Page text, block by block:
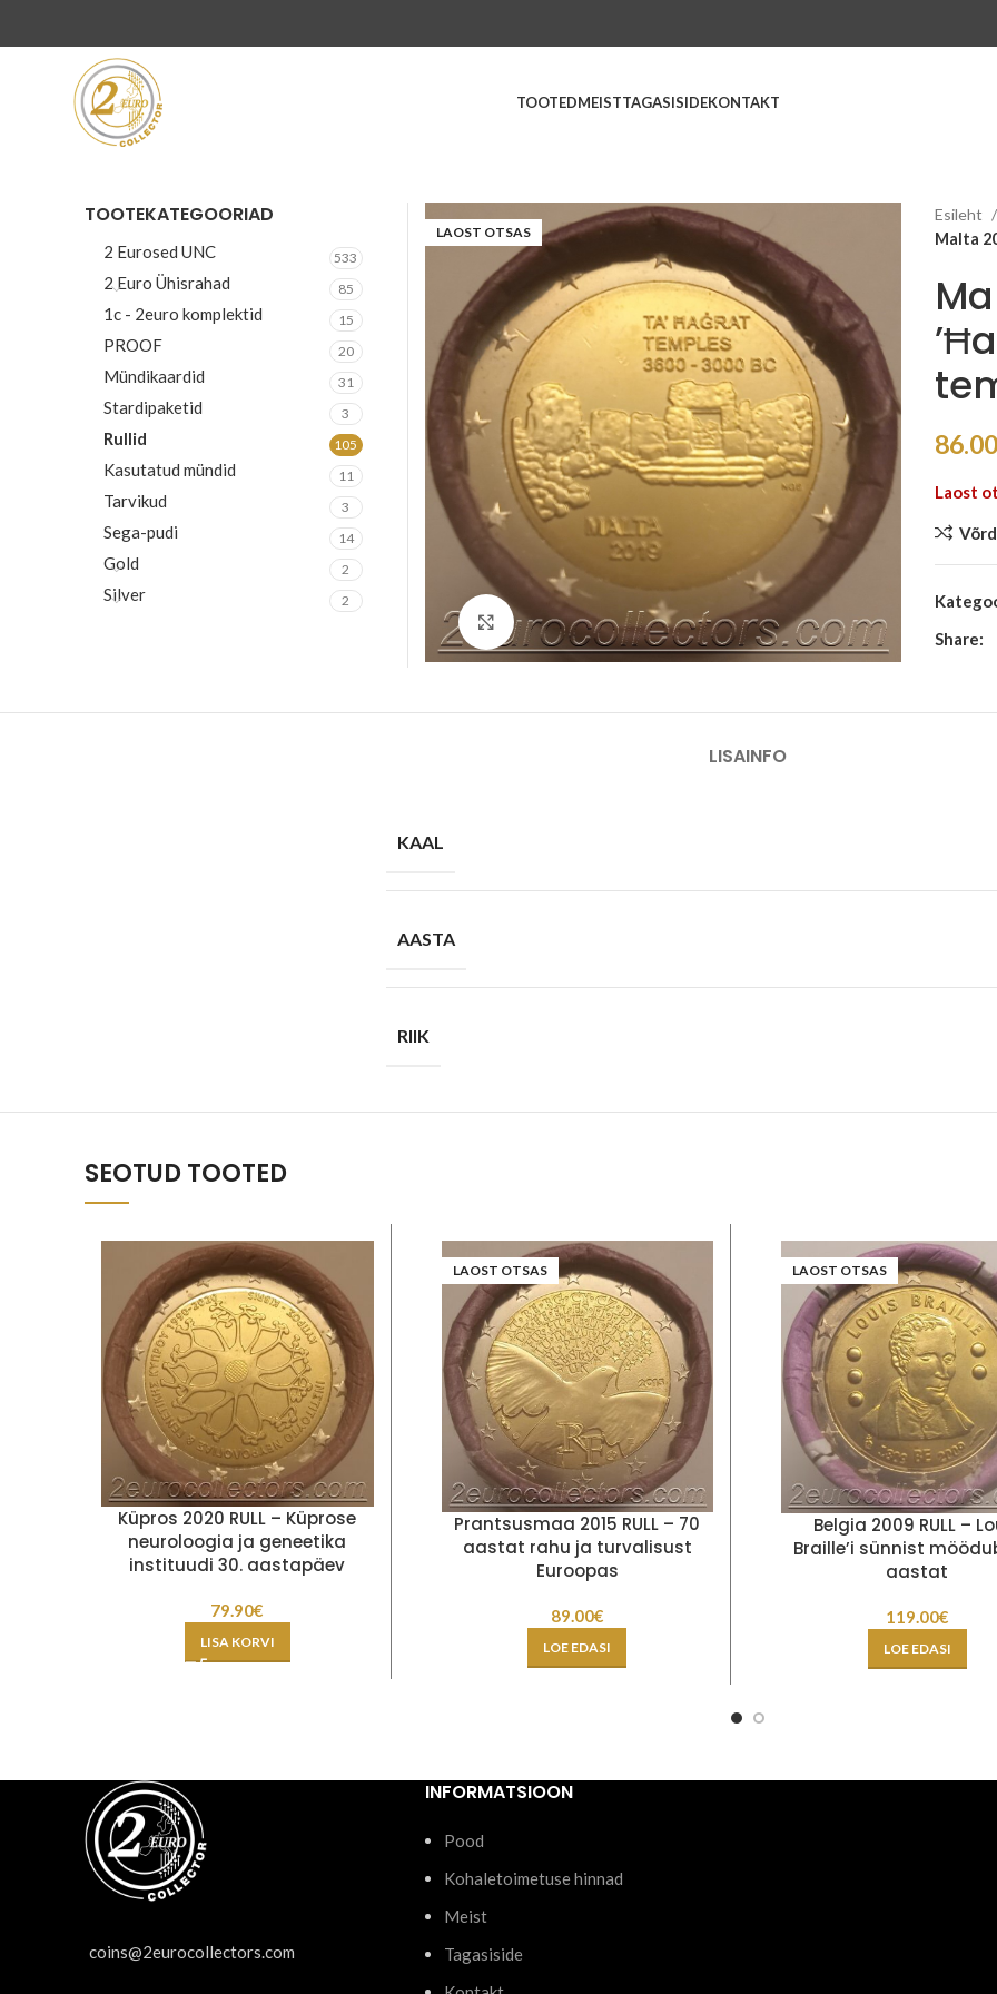
TOOTEDMEISTTAGASISIDEKONTAKT
LAOST OTSAS
Suurenda
Esileht
Malta
86.00
Laost
Share:
TOOTEKATEGOORIAD
2 Eurosed UNC 533
2 Euro Ühisrahad 85
1c - 2euro komplektid 15
PROOF 20
Mündikaardid 31
Stardipaketid 3
Rullid 105
Kasutatud mündid 11
Tarvikud 3
Sega-pudi 14
Gold 2
Silver 2
LISAINFO
KAAL
AASTA
RIIK
SEOTUD TOOTED
Küpros 2020 RULL – Küprose
neuroloogia ja geneetika
instituudi 30. aastapäev
79.90€
LISA KORVI
LAOST OTSAS
Prantsusmaa 2015 RULL – 70
aastat rahu ja turvalisust
Euroopas
89.00€
LOE EDASI
LAOST OTSAS
Belgia 2009 RULL –
Braille’i sünnist
aastat
119.00€
LOE EDASI
coins@2eurocollectors.com
INFORMATSIOON
Pood
Kohaletoimetuse hinnad
Meist
Tagasiside